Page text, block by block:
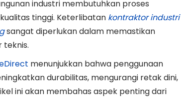
industri membutuhkan proses
tinggi. Keterlibatan kontraktor industri
sangat diperlukan dalam memastikan
teknis.
menunjukkan bahwa penggunaan
durabilitas, mengurangi retak dini,
ini akan membahas aspek penting dari